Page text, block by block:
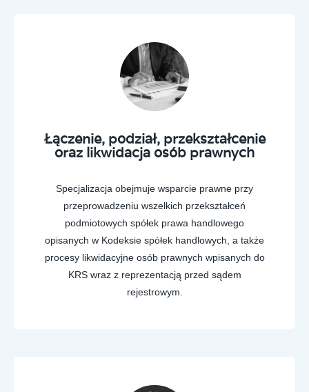
Łączenie, podział, przekształcenie
oraz likwidacja osób prawnych
Specjalizacja obejmuje wsparcie prawne przy
przeprowadzeniu wszelkich przekształceń
podmiotowych spółek prawa handlowego
opisanych w Kodeksie spółek handlowych, a także
procesy likwidacyjne osób prawnych wpisanych do
KRS wraz z reprezentacją przed sądem
rejestrowym.